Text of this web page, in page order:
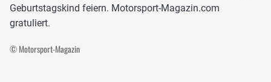
Geburtstagskind feiern. Motorsport-Magazin.com
gratuliert.
© Motorsport-Magazin